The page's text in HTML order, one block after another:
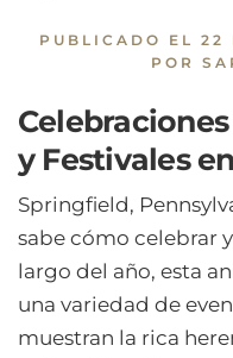
PUBLICADO EL 22
POR
y Festivales
Springfield,
sabe cómo celebrar
largo del año, esta
una variedad de
muestran la rica